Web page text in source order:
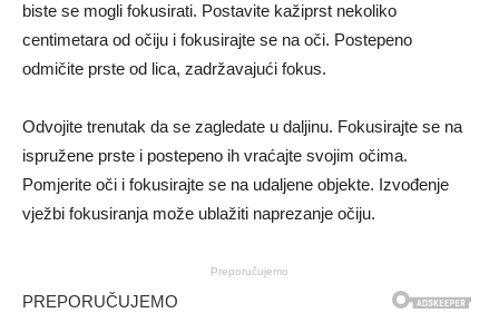
biste se mogli fokusirati. Postavite kažiprst nekoliko
centimetara od očiju i fokusirajte se na oči. Postepeno
odmičite prste od lica, zadržavajući fokus.
Odvojite trenutak da se zagledate u daljinu. Fokusirajte se na
ispružene prste i postepeno ih vraćajte svojim očima.
Pomjerite oči i fokusirajte se na udaljene objekte. Izvođenje
vježbi fokusiranja može ublažiti naprezanje očiju.
Preporučujemo